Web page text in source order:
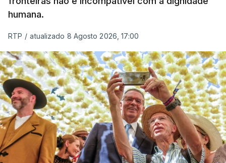
utilizam a costa nacional para o tráfico de droga.
c/ Lusa
humana.
RTP / atualizado 8 Agosto 2026, 17:00